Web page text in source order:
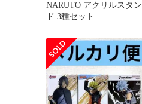
NARUTO アクリルスタン
ド 3種セット